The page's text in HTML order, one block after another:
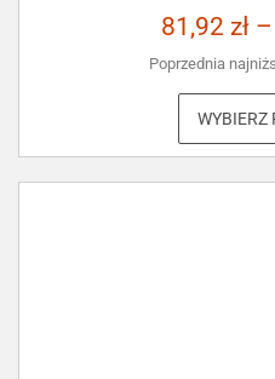
81,92 zł –
Poprzednia
WYBIERZ